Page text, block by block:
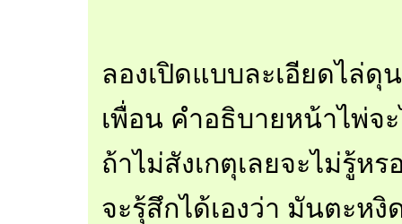
ลองเปิดแบบละเอียดไล่ดุ
เพื่อน คำอธิบายหน้าไพ่จ
ถ้าไม่สังเกตุเลยจะไม่รู้หร
จะรุ้สึกได้เองว่า มันตะห